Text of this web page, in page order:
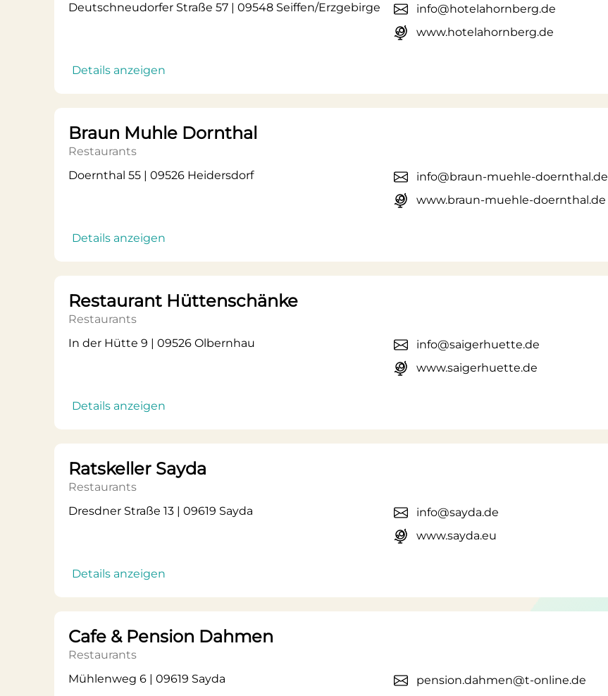
Deutschneudorfer Straße 57 | 09548 Seiffen/Erzgebirge
Details anzeigen
info@hotelahornberg.de
www.hotelahornberg.de
Braun Muhle Dornthal
Restaurants
Doernthal 55 | 09526 Heidersdorf
Details anzeigen
info@braun-muehle-doernthal.de
www.braun-muehle-doernthal.de
Restaurant Hüttenschänke
Restaurants
In der Hütte 9 | 09526 Olbernhau
Details anzeigen
info@saigerhuette.de
www.saigerhuette.de
Ratskeller Sayda
Restaurants
Dresdner Straße 13 | 09619 Sayda
Details anzeigen
info@sayda.de
www.sayda.eu
Cafe & Pension Dahmen
Restaurants
Mühlenweg 6 | 09619 Sayda
pension.dahmen@t-online.de